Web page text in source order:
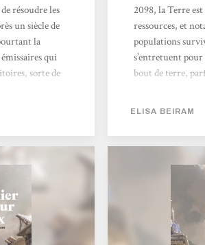
résoudre les
un siècle de
la
qui
sorte de
dus à la
surtout à
ces
n’occulte pas
2098, la Terre
ressources, et
populations
s’entretuent pour
bout de terre,
certains voient le
d’autres se
que la paix n’est
solution. Le
de plus en plus
ELISA BEIRAM